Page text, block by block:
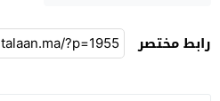
رابط مختصر